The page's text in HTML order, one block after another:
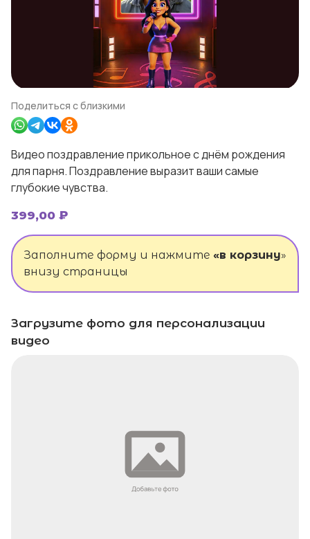
Поделиться с близкими
Видео поздравление прикольное с днём рождения
для парня. Поздравление выразит ваши самые
глубокие чувства.
399,00 ₽
Заполните форму и нажмите «в корзину»
внизу страницы
Загрузите фото для персонализации
видео